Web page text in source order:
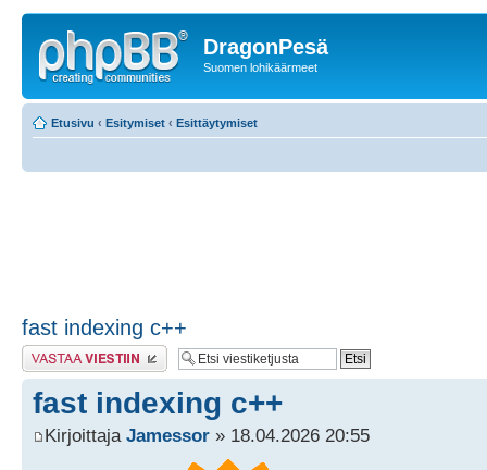
DragonPesä
Suomen lohikäärmeet
Etusivu ‹ Esitymiset ‹ Esittäytymiset
fast indexing c++
Lähetä vastaus
fast indexing c++
Kirjoittaja Jamessor » 18.04.2026 20:55